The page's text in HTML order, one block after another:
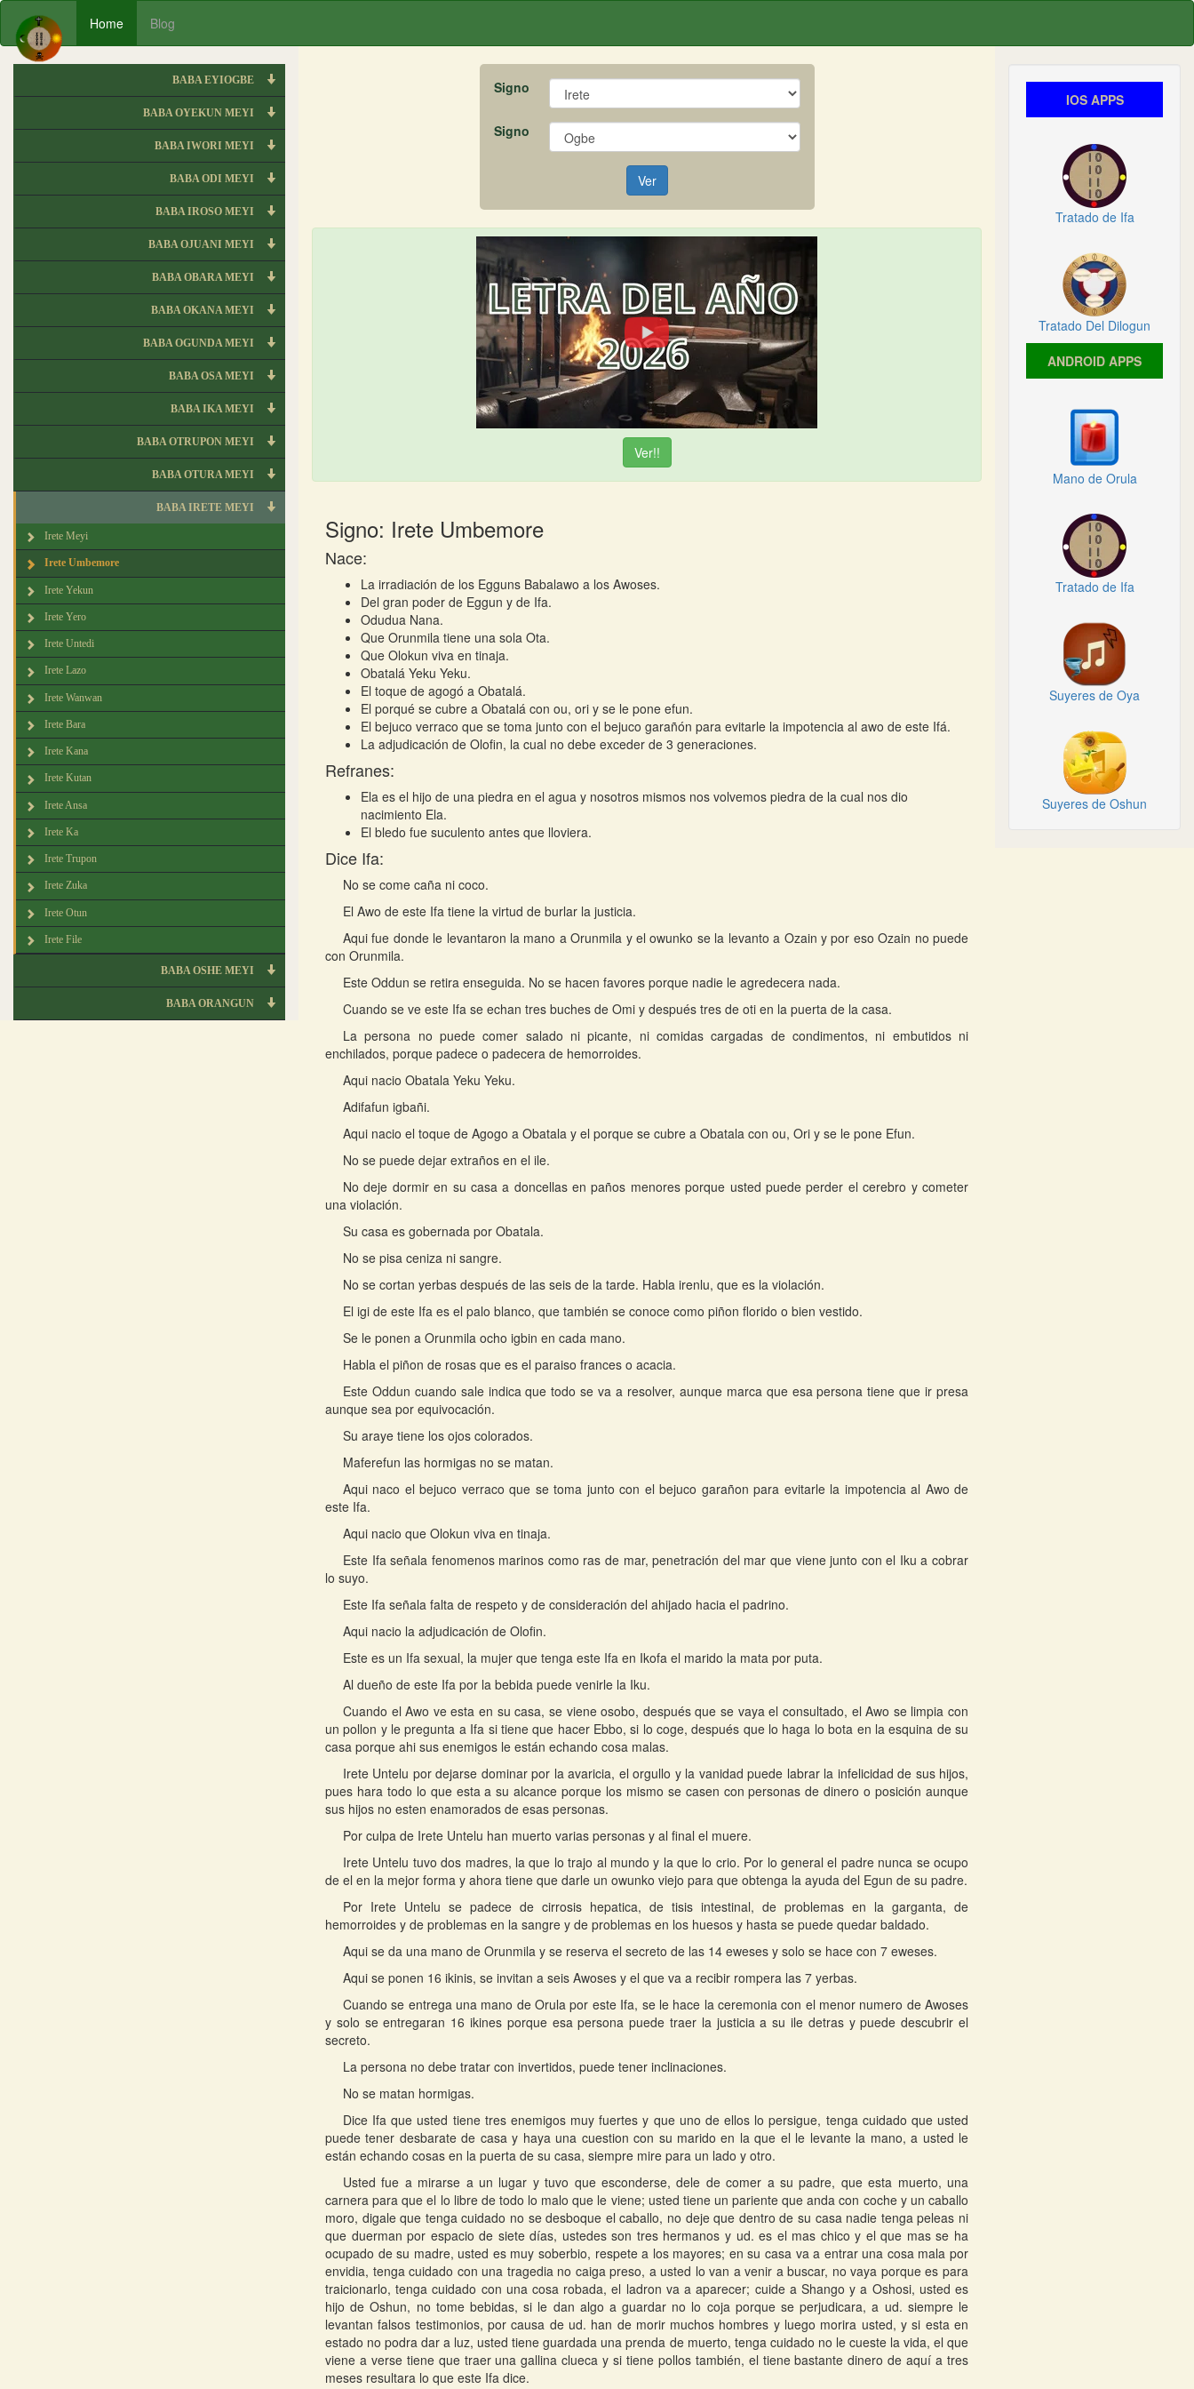
Home Blog
BABA EYIOGBE
BABA OYEKUN MEYI
BABA IWORI MEYI
BABA ODI MEYI
BABA IROSO MEYI
BABA OJUANI MEYI
BABA OBARA MEYI
BABA OKANA MEYI
BABA OGUNDA MEYI
BABA OSA MEYI
BABA IKA MEYI
BABA OTRUPON MEYI
BABA OTURA MEYI
BABA IRETE MEYI
Irete Meyi
Irete Umbemore
Irete Yekun
Irete Yero
Irete Untedi
Irete Lazo
Irete Wanwan
Irete Bara
Irete Kana
Irete Kutan
Irete Ansa
Irete Ka
Irete Trupon
Irete Zuka
Irete Otun
Irete File
BABA OSHE MEYI
BABA ORANGUN
Signo
Signo
Ver
Ver!!
Signo: Irete Umbemore
Nace:
La irradiación de los Egguns Babalawo a los Awoses.
Del gran poder de Eggun y de Ifa.
Odudua Nana.
Que Orunmila tiene una sola Ota.
Que Olokun viva en tinaja.
Obatalá Yeku Yeku.
El toque de agogó a Obatalá.
El porqué se cubre a Obatalá con ou, ori y se le pone efun.
El bejuco verraco que se toma junto con el bejuco garañón para evitarle la impotencia al awo de este Ifá.
La adjudicación de Olofin, la cual no debe exceder de 3 generaciones.
Refranes:
Ela es el hijo de una piedra en el agua y nosotros mismos nos volvemos piedra de la cual nos dio
nacimiento Ela.
El bledo fue suculento antes que lloviera.
Dice Ifa:
No se come caña ni coco.
El Awo de este Ifa tiene la virtud de burlar la justicia.
Aqui fue donde le levantaron la mano a Orunmila y el owunko se la levanto a Ozain y por eso Ozain no puede
con Orunmila.
Este Oddun se retira enseguida. No se hacen favores porque nadie le agredecera nada.
Cuando se ve este Ifa se echan tres buches de Omi y después tres de oti en la puerta de la casa.
La persona no puede comer salado ni picante, ni comidas cargadas de condimentos, ni embutidos ni
enchilados, porque padece o padecera de hemorroides.
Aqui nacio Obatala Yeku Yeku.
Adifafun igbañi.
Aqui nacio el toque de Agogo a Obatala y el porque se cubre a Obatala con ou, Ori y se le pone Efun.
No se puede dejar extraños en el ile.
No deje dormir en su casa a doncellas en paños menores porque usted puede perder el cerebro y cometer
una violación.
Su casa es gobernada por Obatala.
No se pisa ceniza ni sangre.
No se cortan yerbas después de las seis de la tarde. Habla irenlu, que es la violación.
El igi de este Ifa es el palo blanco, que también se conoce como piñon florido o bien vestido.
Se le ponen a Orunmila ocho igbin en cada mano.
Habla el piñon de rosas que es el paraiso frances o acacia.
Este Oddun cuando sale indica que todo se va a resolver, aunque marca que esa persona tiene que ir presa
aunque sea por equivocación.
Su araye tiene los ojos colorados.
Maferefun las hormigas no se matan.
Aqui naco el bejuco verraco que se toma junto con el bejuco garañon para evitarle la impotencia al Awo de
este Ifa.
Aqui nacio que Olokun viva en tinaja.
Este Ifa señala fenomenos marinos como ras de mar, penetración del mar que viene junto con el Iku a cobrar
lo suyo.
Este Ifa señala falta de respeto y de consideración del ahijado hacia el padrino.
Aqui nacio la adjudicación de Olofin.
Este es un Ifa sexual, la mujer que tenga este Ifa en Ikofa el marido la mata por puta.
Al dueño de este Ifa por la bebida puede venirle la Iku.
Cuando el Awo ve esta en su casa, se viene osobo, después que se vaya el consultado, el Awo se limpia con
un pollon y le pregunta a Ifa si tiene que hacer Ebbo, si lo coge, después que lo haga lo bota en la esquina de su
casa porque ahi sus enemigos le están echando cosa malas.
Irete Untelu por dejarse dominar por la avaricia, el orgullo y la vanidad puede labrar la infelicidad de sus hijos,
pues hara todo lo que esta a su alcance porque los mismo se casen con personas de dinero o posición aunque
sus hijos no esten enamorados de esas personas.
Por culpa de Irete Untelu han muerto varias personas y al final el muere.
Irete Untelu tuvo dos madres, la que lo trajo al mundo y la que lo crio. Por lo general el padre nunca se ocupo
de el en la mejor forma y ahora tiene que darle un owunko viejo para que obtenga la ayuda del Egun de su padre.
Por Irete Untelu se padece de cirrosis hepatica, de tisis intestinal, de problemas en la garganta, de
hemorroides y de problemas en la sangre y de problemas en los huesos y hasta se puede quedar baldado.
Aqui se da una mano de Orunmila y se reserva el secreto de las 14 eweses y solo se hace con 7 eweses.
Aqui se ponen 16 ikinis, se invitan a seis Awoses y el que va a recibir rompera las 7 yerbas.
Cuando se entrega una mano de Orula por este Ifa, se le hace la ceremonia con el menor numero de Awoses
y solo se entregaran 16 ikines porque esa persona puede traer la justicia a su ile detras y puede descubrir el
secreto.
La persona no debe tratar con invertidos, puede tener inclinaciones.
No se matan hormigas.
Dice Ifa que usted tiene tres enemigos muy fuertes y que uno de ellos lo persigue, tenga cuidado que usted
puede tener desbarate de casa y haya una cuestion con su marido en la que el le levante la mano, a usted le
están echando cosas en la puerta de su casa, siempre mire para un lado y otro.
Usted fue a mirarse a un lugar y tuvo que esconderse, dele de comer a su padre, que esta muerto, una
carnera para que el lo libre de todo lo malo que le viene; usted tiene un pariente que anda con coche y un caballo
moro, digale que tenga cuidado no se desboque el caballo, no deje que dentro de su casa nadie tenga peleas ni
que duerman por espacio de siete días, ustedes son tres hermanos y ud. es el mas chico y el que mas se ha
ocupado de su madre, usted es muy soberbio, respete a los mayores; en su casa va a entrar una cosa mala por
envidia, tenga cuidado con una tragedia no caiga preso, a usted lo van a venir a buscar, no vaya porque es para
traicionarlo, tenga cuidado con una cosa robada, el ladron va a aparecer; cuide a Shango y a Oshosi, usted es
hijo de Oshun, no tome bebidas, si le dan algo a guardar no lo coja porque se perjudicara, a ud. siempre le
levantan falsos testimonios, por causa de ud. han de morir muchos hombres y luego morira usted, y si esta en
estado no podra dar a luz, usted tiene guardada una prenda de muerto, tenga cuidado no le cueste la vida, el que
viene a verse tiene que traer una gallina clueca y si tiene pollos también, el tiene bastante dinero de aquí a tres
meses resultara lo que este Ifa dice.
IOS APPS
Tratado de Ifa
Tratado Del Dilogun
ANDROID APPS
Mano de Orula
Tratado de Ifa
Suyeres de Oya
Suyeres de Oshun